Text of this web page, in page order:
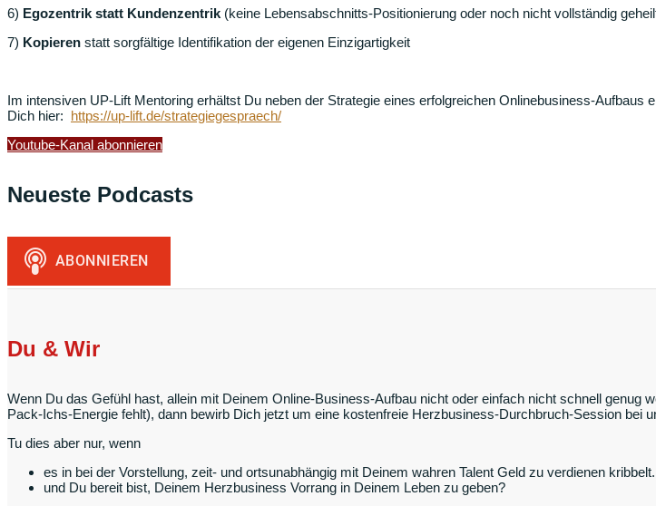
6) Egozentrik statt Kundenzentrik (keine Lebensabschnitts-Positionierung oder noch nicht vollständig
7) Kopieren statt sorgfältige Identifikation der eigenen Einzigartigkeit
Im intensiven UP-Lift Mentoring erhältst Du neben der Strategie eines erfolgreichen Onlinebusiness-
Dich hier: https://up-lift.de/strategiegespraech/
Youtube-Kanal abonnieren
Neueste Podcasts
Du & Wir
Wenn Du das Gefühl hast, allein mit Deinem Online-Business-Aufbau nicht oder einfach nicht schnell
Pack-Ichs-Energie fehlt), dann bewirb Dich jetzt um eine kostenfreie Herzbusiness-Durchbruch-Session bei
Tu dies aber nur, wenn
es in bei der Vorstellung, zeit- und ortsunabhängig mit Deinem wahren Talent Geld zu verdienen kribbelt.
und Du bereit bist, Deinem Herzbusiness Vorrang in Deinem Leben zu geben?